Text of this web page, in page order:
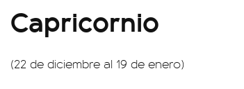
Capricornio
(22 de diciembre al 19 de enero)